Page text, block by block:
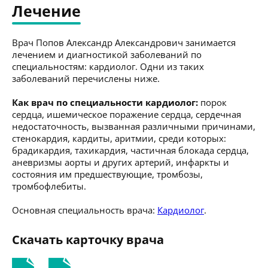
Лечение
Врач Попов Александр Александрович занимается
лечением и диагностикой заболеваний по
специальностям: кардиолог. Одни из таких
заболеваний перечислены ниже.
Как врач по специальности кардиолог: порок
сердца, ишемическое поражение сердца, сердечная
недостаточность, вызванная различными причинами,
стенокардия, кардиты, аритмии, среди которых:
брадикардия, тахикардия, частичная блокада сердца,
аневризмы аорты и других артерий, инфаркты и
состояния им предшествующие, тромбозы,
тромбофлебиты.
Основная специальность врача: Кардиолог.
Скачать карточку врача